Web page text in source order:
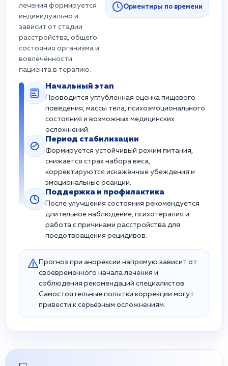
лечения формируется
индивидуально и
зависит от стадии
расстройства, общего
состояния организма и
вовлечённости
пациента в терапию.
Ориентиры по времени
Начальный этап
Проводится углублённая оценка пищевого
поведения, массы тела, психоэмоционального
состояния и возможных медицинских
осложнений.
Период стабилизации
Формируется устойчивый режим питания,
снижается страх набора веса,
корректируются искажённые убеждения и
эмоциональные реакции.
Поддержка и профилактика
После улучшения состояния рекомендуется
длительное наблюдение, психотерапия и
работа с причинами расстройства для
предотвращения рецидивов.
Прогноз при анорексии напрямую зависит от
своевременного начала лечения и
соблюдения рекомендаций специалистов.
Самостоятельные попытки коррекции могут
привести к серьёзным осложнениям.